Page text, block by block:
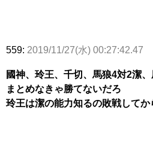
559: 2019/11/27(水) 00:27:42.47
國神、玲王、千切、馬狼4対2潔
まとめなきゃ勝てないだろ
玲王は潔の能力知るの敗戦してか